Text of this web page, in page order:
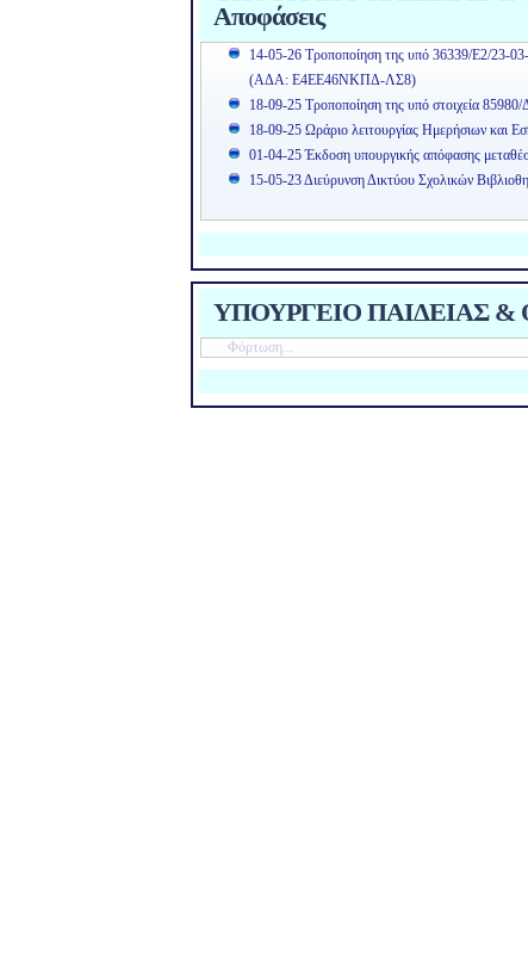
Αποφάσεις
14-05-26 Τροποποίηση της υπό 36339/Ε2/23-
(ΑΔΑ: Ε4ΕΕ46ΝΚΠΔ-ΛΣ8)
18-09-25 Τροποποίηση της υπό στοιχεία
18-09-25 Ωράριο λειτουργίας Ημερήσιων και
01-04-25 Έκδοση υπουργικής απόφασης
15-05-23 Διεύρυνση Δικτύου Σχολικών
ΥΠΟΥΡΓΕΙΟ ΠΑΙΔΕΙΑΣ &
Φόρτωση...